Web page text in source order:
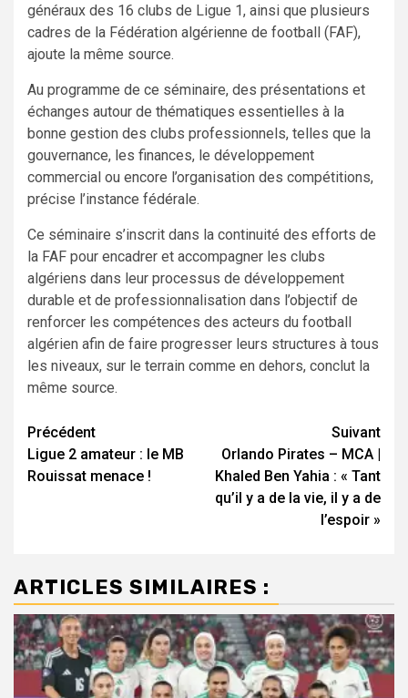
généraux des 16 clubs de Ligue 1, ainsi que plusieurs
cadres de la Fédération algérienne de football (FAF),
ajoute la même source.
Au programme de ce séminaire, des présentations et
échanges autour de thématiques essentielles à la
bonne gestion des clubs professionnels, telles que la
gouvernance, les finances, le développement
commercial ou encore l’organisation des compétitions,
précise l’instance fédérale.
Ce séminaire s’inscrit dans la continuité des efforts de
la FAF pour encadrer et accompagner les clubs
algériens dans leur processus de développement
durable et de professionnalisation dans l’objectif de
renforcer les compétences des acteurs du football
algérien afin de faire progresser leurs structures à tous
les niveaux, sur le terrain comme en dehors, conclut la
même source.
Navigation
d’article
Précédent
Ligue 2 amateur : le MB
Rouissat menace !
Suivant
Orlando Pirates – MCA |
Khaled Ben Yahia : « Tant
qu’il y a de la vie, il y a de
l’espoir »
ARTICLES SIMILAIRES :